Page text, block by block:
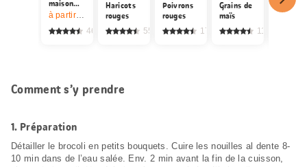
maison
extra
à partir de 2 articles,
Offre valable du 6.8 au 12.8.2026, jusqu’à
461
Haricots
rouges
553
Poivrons
rouges
1778
Grains de
maïs
114
Dés de
jambon
Comment s’y prendre
1. Préparation
Détailler le brocoli en petits bouquets. Cuire les nouilles al dente 8-
10 min dans de l’eau salée. Env. 2 min avant la fin de la cuisson,